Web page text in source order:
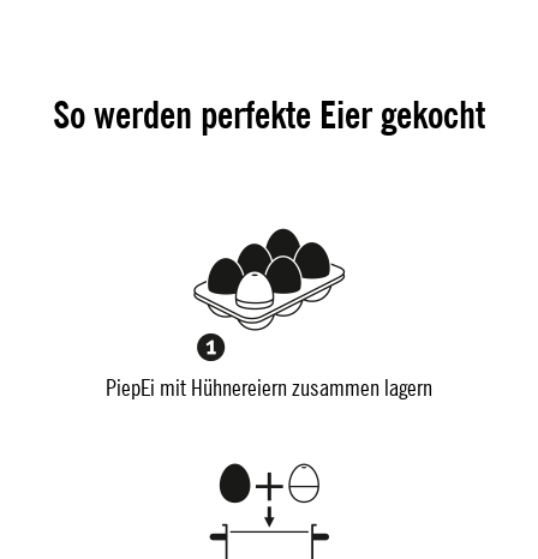
So werden perfekte Eier gekocht
PiepEi mit Hühnereiern zusammen lagern